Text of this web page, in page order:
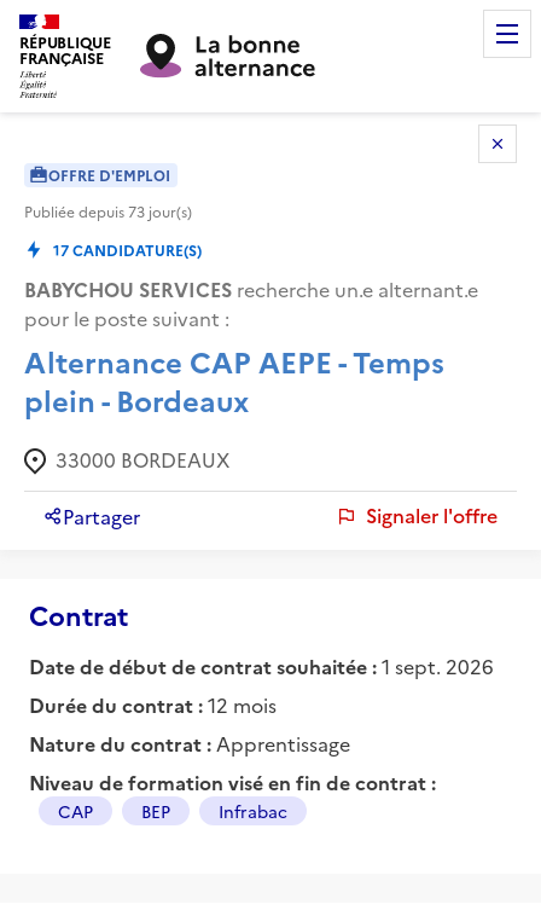
RÉPUBLIQUE
FRANÇAISE
OFFRE D'EMPLOI
Publiée depuis73 jour(s)
17CANDIDATURE(S)
BABYCHOU SERVICES recherche un.e alternant.e
pour le poste suivant :
Alternance CAP AEPE - Temps
plein - Bordeaux
33000 BORDEAUX
Partager Signaler l'offre
Contrat
Date de début de contrat souhaitée :1 sept. 2026
Durée du contrat :12 mois
Nature du contrat : Apprentissage
Niveau de formation visé en fin de contrat :
CAP BEP Infrabac